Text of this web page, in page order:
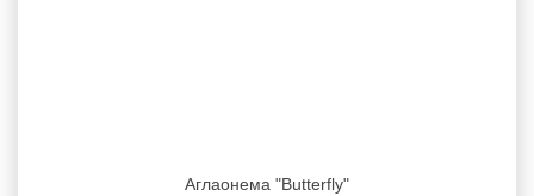
Аглаонема "Butterfly"